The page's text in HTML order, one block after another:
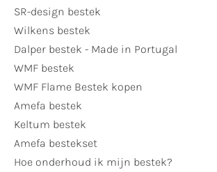
SR-design bestek
Wilkens bestek
Dalper bestek - Made in Portugal
WMF bestek
WMF Flame Bestek kopen
Amefa bestek
Keltum bestek
Amefa bestekset
Hoe onderhoud ik mijn bestek?